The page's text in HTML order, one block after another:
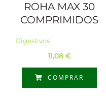
ROHA MAX 30
COMPRIMIDOS
Digestivos
11,08 €
COMPRAR